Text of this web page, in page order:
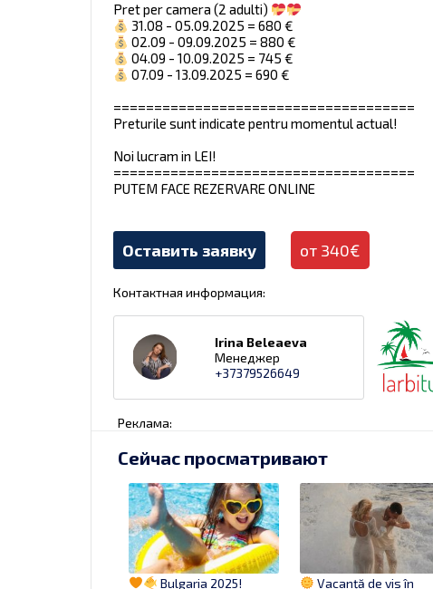
Pret per camera (2 adulti)
31.08 - 05.09.2025 = 680 €
02.09 - 09.09.2025 = 880 €
04.09 - 10.09.2025 = 745 €
07.09 - 13.09.2025 = 690 €
=====================================
Preturile sunt indicate pentru momentul actual!
Noi lucram in LEI!
=====================================
PUTEM FACE REZERVARE ONLINE
Оставить заявку от 340€
Контактная информация:
Irina Beleaeva
Менеджер
+37379526649
Реклама:
Сейчас просматривают
Bulgaria 2025!
Vacanță de vis în